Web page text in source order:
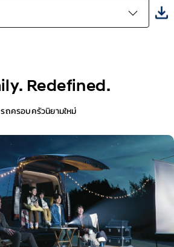
Redefined.
รถครอบครัวนิยามใหม่